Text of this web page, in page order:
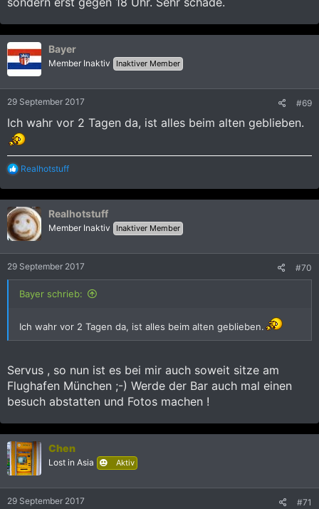
Bayer
Member Inaktiv Inaktiver Member
29 September 2017 #69
Ich wahr vor 2 Tagen da, ist alles beim alten geblieben.
R
a
k
t
i
o
n
:
Realhotstuff
Realhotstuff
Member Inaktiv Inaktiver Member
29 September 2017 #70
Bayer schrieb:
Ich wahr vor 2 Tagen da, ist alles beim alten geblieben.
Servus , so nun ist es bei mir auch soweit sitze am
Flughafen München ;-) Werde der Bar auch mal einen
besuch abstatten und Fotos machen !
Chen
Lost in Asia Aktiv
29 September 2017 #71